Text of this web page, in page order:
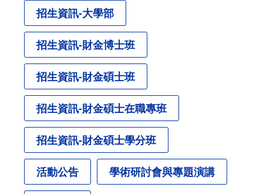
招生資訊-大學部
招生資訊-財金博士班
招生資訊-財金碩士班
招生資訊-財金碩士在職專班
招生資訊-財金碩士學分班
活動公告 學術研討會與專題演講